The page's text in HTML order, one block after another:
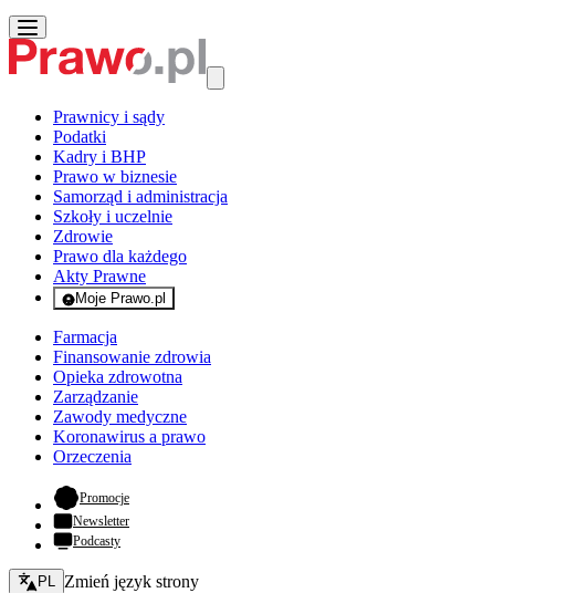
Prawnicy i sądy
Podatki
Kadry i BHP
Prawo w biznesie
Samorząd i administracja
Szkoły i uczelnie
Zdrowie
Prawo dla każdego
Akty Prawne
Moje Prawo.pl
- rejestracja i logowanie do serwisu
Farmacja
Finansowanie zdrowia
Opieka zdrowotna
Zarządzanie
Zawody medyczne
Koronawirus a prawo
Orzeczenia
Promocje- otwiera się w nowej karcie
Newsletter
Podcasty
Zmień język - bieżący:
PL Zmień język strony